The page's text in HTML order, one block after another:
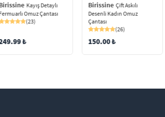
Kayış Detaylı
Omuz Çantası
(23)
₺
Birissine Çift Askılı
Desenli Kadın Omuz
Çantası
(26)
150.00 ₺